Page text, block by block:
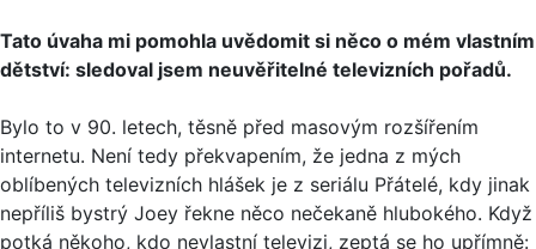
Tato úvaha mi pomohla uvědomit si něco o mém vlastním
dětství: sledoval jsem neuvěřitelné televizních pořadů.
Bylo to v 90. letech, těsně před masovým rozšířením
internetu. Není tedy překvapením, že jedna z mých
oblíbených televizních hlášek je z seriálu Přátelé, kdy jinak
nepříliš bystrý Joey řekne něco nečekaně hlubokého. Když
potká někoho, kdo nevlastní televizi, zeptá se ho upřímně: